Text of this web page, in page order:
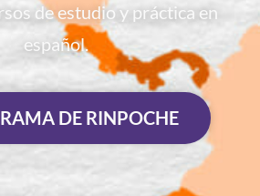
de estudio y práctica en
español.
DE RINPOCHE